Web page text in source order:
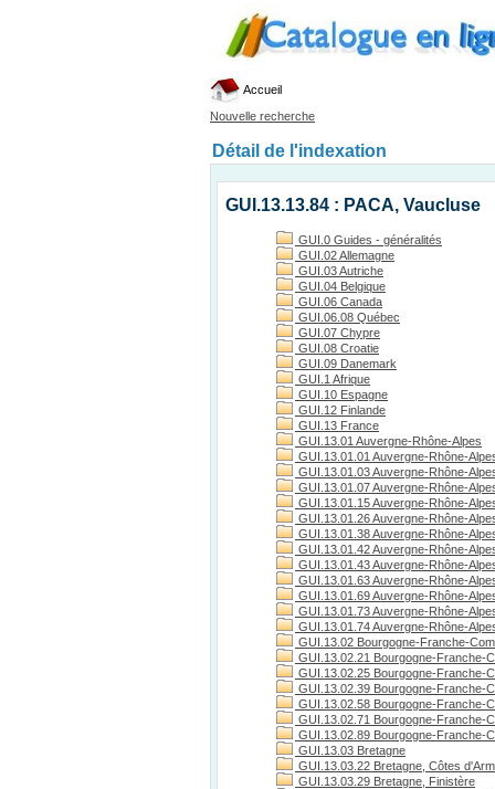
Accueil
Nouvelle recherche
Détail de l'indexation
GUI.13.13.84 : PACA, Vaucluse
GUI.0 Guides - généralités
GUI.02 Allemagne
GUI.03 Autriche
GUI.04 Belgique
GUI.06 Canada
GUI.06.08 Québec
GUI.07 Chypre
GUI.08 Croatie
GUI.09 Danemark
GUI.1 Afrique
GUI.10 Espagne
GUI.12 Finlande
GUI.13 France
GUI.13.01 Auvergne-Rhône-Alpes
GUI.13.01.01 Auvergne-Rhône-
GUI.13.01.03 Auvergne-Rhône-
GUI.13.01.07 Auvergne-Rhône-
GUI.13.01.15 Auvergne-Rhône-
GUI.13.01.26 Auvergne-Rhône-
GUI.13.01.38 Auvergne-Rhône-
GUI.13.01.42 Auvergne-Rhône-
GUI.13.01.43 Auvergne-Rhône-
GUI.13.01.63 Auvergne-Rhône-
GUI.13.01.69 Auvergne-Rhône-
GUI.13.01.73 Auvergne-Rhône-
GUI.13.01.74 Auvergne-Rhône-
GUI.13.02 Bourgogne-Franche-
GUI.13.02.21 Bourgogne-Franche-
GUI.13.02.25 Bourgogne-Franche-
GUI.13.02.39 Bourgogne-Franche-
GUI.13.02.58 Bourgogne-Franche-
GUI.13.02.71 Bourgogne-Franche-
GUI.13.02.89 Bourgogne-Franche-
GUI.13.03 Bretagne
GUI.13.03.22 Bretagne, Côtes
GUI.13.03.29 Bretagne, Finistère